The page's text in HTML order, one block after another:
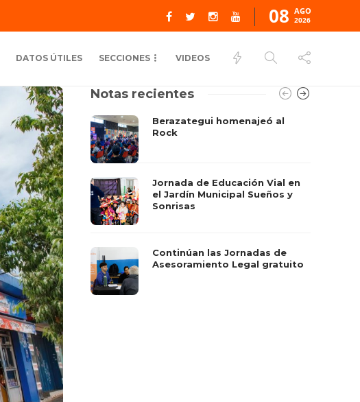
08 AGO
2026
DATOS ÚTILES SECCIONES VIDEOS
Notas recientes
Berazategui homenajeó al
Rock
Jornada de Educación Vial en
el Jardín Municipal Sueños y
Sonrisas
Continúan las Jornadas de
Asesoramiento Legal gratuito